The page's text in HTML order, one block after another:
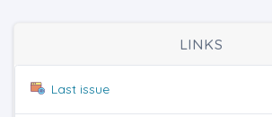
LINKS
Last issue